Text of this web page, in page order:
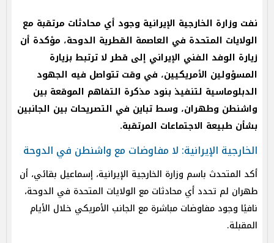
نفت وزارة الخارجية الإيرانية وجود أي محادثات مرتقبة مع
الولايات المتحدة في العاصمة القطرية الدوحة، مؤكدة أن
زيارة الوفد الفني الإيراني إلى قطر لا ترتبط بزيارة
المسؤولين الأمريكيين، في وقت تتواصل فيه الجهود
الدبلوماسية لتنفيذ بنود مذكرة التفاهم الموقعة بين
واشنطن وطهران، وسط تباين في التصريحات بين الجانبين
بشأن طبيعة الاجتماعات المرتقبة.
الخارجية الإيرانية: لا مفاوضات مع واشنطن في الدوحة
أكد المتحدث باسم وزارة الخارجية الإيرانية، إسماعيل بقائي، أن
طهران لم تحدد أي محادثات مع الولايات المتحدة في الدوحة،
نافيًا وجود مفاوضات مباشرة مع الجانب الأمريكي خلال الأيام
المقبلة.